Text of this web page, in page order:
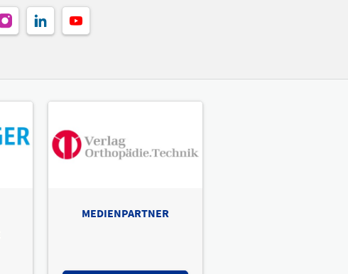
MEDIENPARTNER